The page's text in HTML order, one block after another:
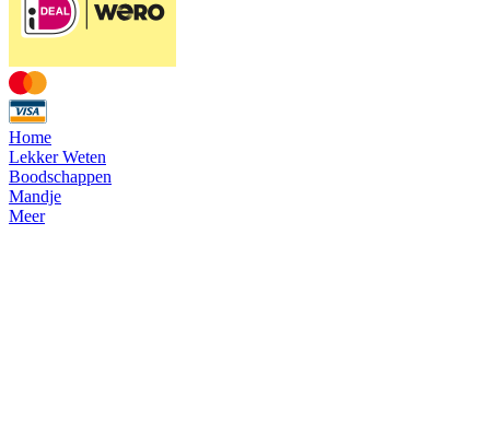
Home
Lekker Weten
Boodschappen
Mandje
Meer